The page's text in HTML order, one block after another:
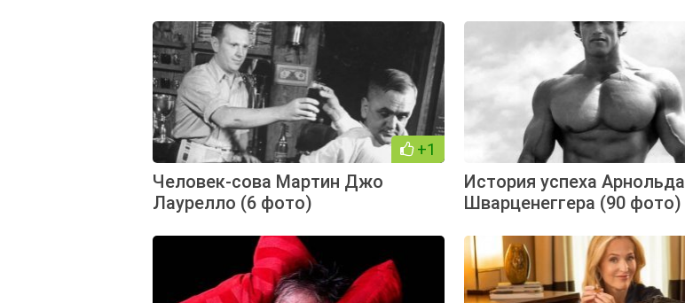
+1
Человек-сова Мартин Джо
Лаурелло (6 фото)
История успеха Арнольда
Шварценеггера (90 фото)